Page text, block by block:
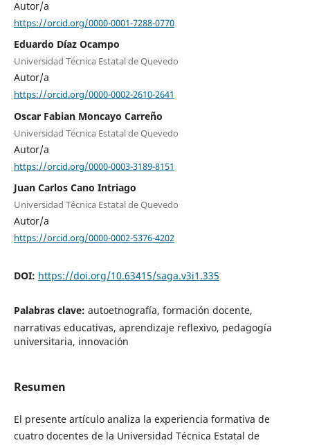
Autor/a
https://orcid.org/0000-0001-7288-0770
Eduardo Díaz Ocampo
Universidad Técnica Estatal de Quevedo
Autor/a
https://orcid.org/0000-0002-2610-2641
Oscar Fabian Moncayo Carreño
Universidad Técnica Estatal de Quevedo
Autor/a
https://orcid.org/0000-0003-3189-8151
Juan Carlos Cano Intriago
Universidad Técnica Estatal de Quevedo
Autor/a
https://orcid.org/0000-0002-5376-4202
DOI: https://doi.org/10.63415/saga.v3i1.335
Palabras clave: autoetnografía, formación docente,
narrativas educativas, aprendizaje reflexivo, pedagogía
universitaria, innovación
Resumen
El presente artículo analiza la experiencia formativa de
cuatro docentes de la Universidad Técnica Estatal de